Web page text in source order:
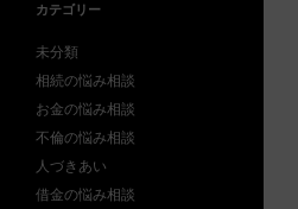
カテゴリー
未分類
相続の悩み相談
お金の悩み相談
不倫の悩み相談
人づきあい
借金の悩み相談